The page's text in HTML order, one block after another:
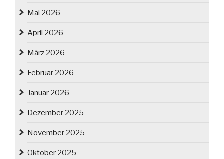
Mai 2026
April 2026
März 2026
Februar 2026
Januar 2026
Dezember 2025
November 2025
Oktober 2025